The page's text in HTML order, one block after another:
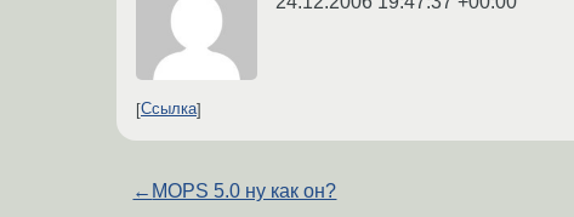
Ссылка
← MOPS 5.0 ну как он?